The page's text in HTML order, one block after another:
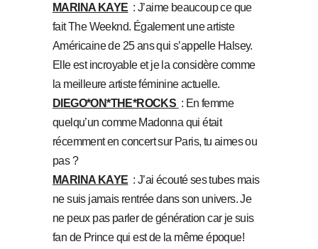
MARINA KAYE : J’aime beaucoup ce que
fait The Weeknd. Également une artiste
Américaine de 25 ans qui s’appelle Halsey.
Elle est incroyable et je la considère comme
la meilleure artiste féminine actuelle.
DIEGO*ON*THE*ROCKS : En femme
quelqu’un comme Madonna qui était
récemment en concert sur Paris, tu aimes ou
pas ?
MARINA KAYE : J’ai écouté ses tubes mais
ne suis jamais rentrée dans son univers. Je
ne peux pas parler de génération car je suis
fan de Prince qui est de la même époque!